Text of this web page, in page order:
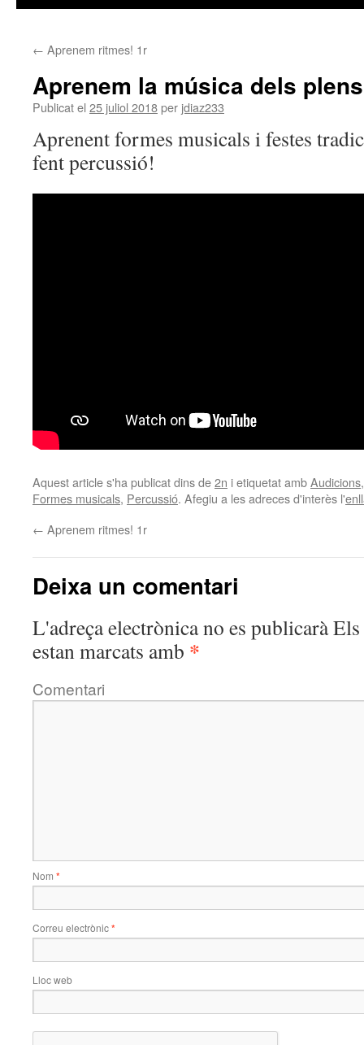
← Aprenem ritmes! 1r
Aprenem la música dels
Publicat el 25 juliol 2018per jdiaz233
Aprenent formes musicals i festes
fent percussió!
Aquest article s'ha publicat dins de2n i etiquetat ambAudicions
Formes musicals, Percussió. Afegiu a les adreces d'interès l'
← Aprenem ritmes! 1r
Deixa un comentari
L'adreça electrònica no es publicaràEls
estan marcats amb *
Comentari
Nom *
Correu electrònic*
Lloc web